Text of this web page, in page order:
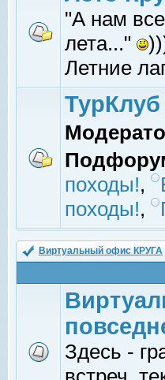
"А нам
лета..."
Летние
ТурКлуб
походы!,
походы!,
Виртуальный офис КРУГА
Здесь -